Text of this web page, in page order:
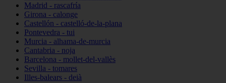
Madrid - rascafría
Girona - calonge
Castellón - castelló-de-la-plana
Pontevedra - tui
Murcia - alhama-de-murcia
Cantabria - noja
Barcelona - mollet-del-vallès
Sevilla - tomares
Illes-balears - deià